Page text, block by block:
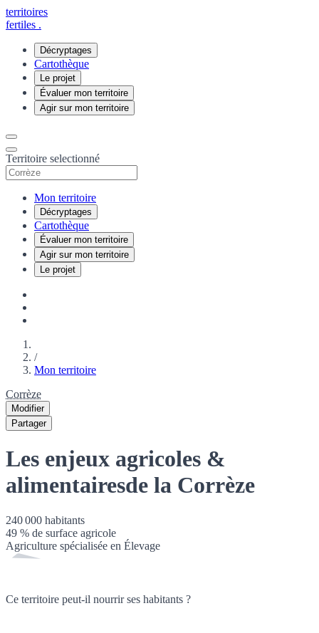
territoires
fertiles .
Décryptages
Cartothèque
Le projet
Évaluer mon territoire
Agir sur mon territoire
Territoire selectionné
Mon territoire
Décryptages
Cartothèque
Évaluer mon territoire
Agir sur mon territoire
Le projet
/
Mon territoire
Corrèze
Modifier
Partager
Les enjeux agricoles &
alimentairesde la Corrèze
240 000 habitants
49 % de surface agricole
Agriculture spécialisée en Élevage
Ce territoire peut-il nourrir ses habitants ?